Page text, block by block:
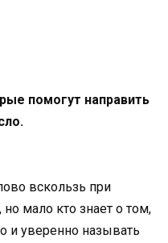
помогут направить
вскользь при
мало кто знает о том,
и уверенно называть